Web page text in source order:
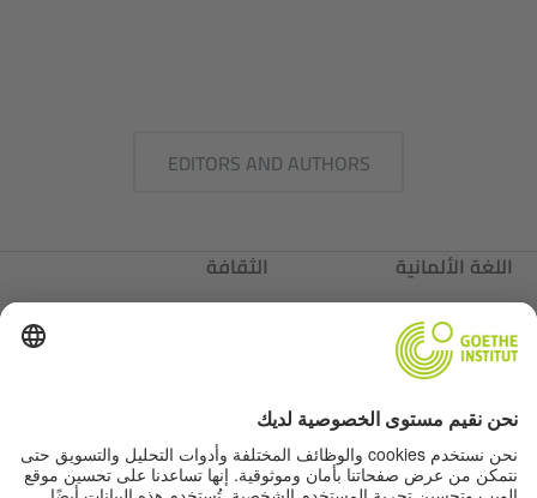
EDITORS AND AUTHORS
اللغة الألمانية
الثقافة
ألمانيا
عننا
عننا